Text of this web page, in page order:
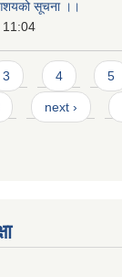
सूचना ।।
3 4 5
next ›